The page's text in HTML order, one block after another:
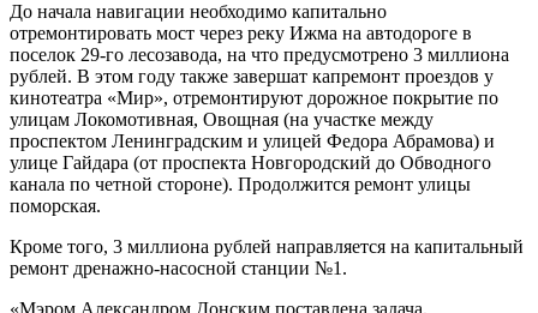
До начала навигации необходимо капитально
отремонтировать мост через реку Ижма на автодороге в
поселок 29-го лесозавода, на что предусмотрено 3 миллиона
рублей. В этом году также завершат капремонт проездов у
кинотеатра «Мир», отремонтируют дорожное покрытие по
улицам Локомотивная, Овощная (на участке между
проспектом Ленинградским и улицей Федора Абрамова) и
улице Гайдара (от проспекта Новгородский до Обводного
канала по четной стороне). Продолжится ремонт улицы
поморская.
Кроме того, 3 миллиона рублей направляется на капитальный
ремонт дренажно-насосной станции №1.
«Мэром Александром Донским поставлена задача,